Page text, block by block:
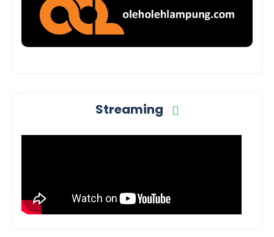
Streaming